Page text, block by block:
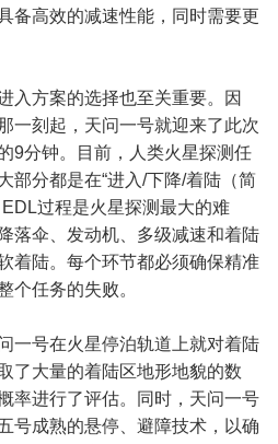
备高效的减速性能，同时需要更
入方案的选择也至关重要。因
一刻起，天问一号就迎来了此次
9分钟。目前，人类火星探测任
部分都是在“进入/下降/着陆（简
过程是火星探测最大的难
落伞、发动机、多级减速和着陆
着陆。每个环节都必须确保精准
个任务的失败。
一号在火星停泊轨道上就对着陆
了大量的着陆区地形地貌的数
率进行了评估。同时，天问一号
号成熟的悬停、避障技术，以确